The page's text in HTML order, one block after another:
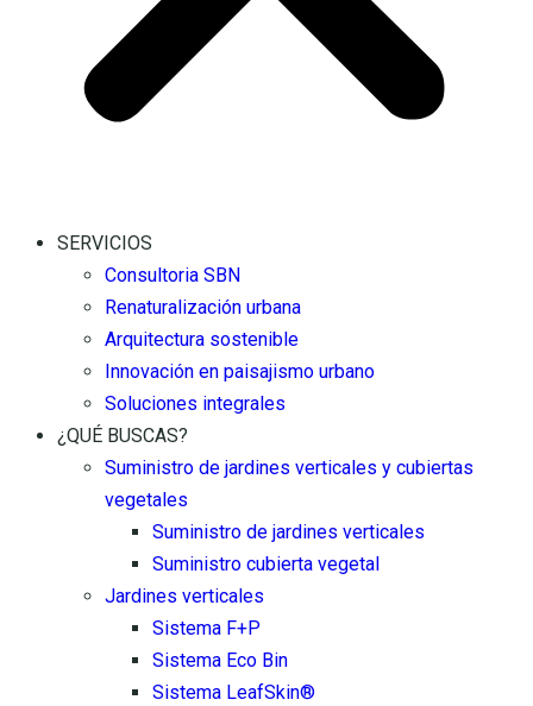
SERVICIOS
Consultoria SBN
Renaturalización urbana
Arquitectura sostenible
Innovación en paisajismo urbano
Soluciones integrales
¿QUÉ BUSCAS?
Suministro de jardines verticales y cubiertas
vegetales
Suministro de jardines verticales
Suministro cubierta vegetal
Jardines verticales
Sistema F+P
Sistema Eco Bin
Sistema LeafSkin®